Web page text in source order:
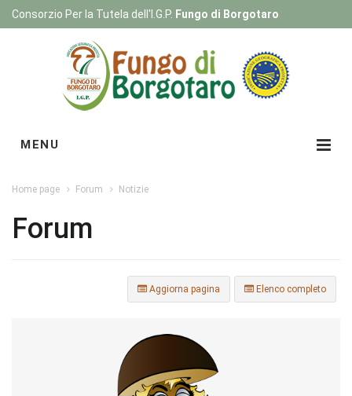
Consorzio Per la Tutela dell'I.G.P. Fungo di Borgotaro
MENU
Home page Forum Notizie
Forum
Elenco completo
Aggiorna pagina